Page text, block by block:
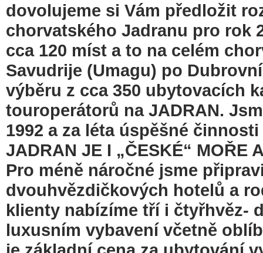
dovolujeme si Vám předložit
chorvatského Jadranu pro rok
cca 120 míst a to na celém
Savudrije (Umagu) po
výběru z cca 350 ubytovacích
touroperátorů na JADRAN.
1992 a za léta úspěšné
JADRAN JE I „ČESKÉ“ MOŘE
Pro méně náročné jsme
dvouhvězdičkových hotelů a
klienty nabízíme tří i čtyřhvěz-
luxusním vybavení včetně